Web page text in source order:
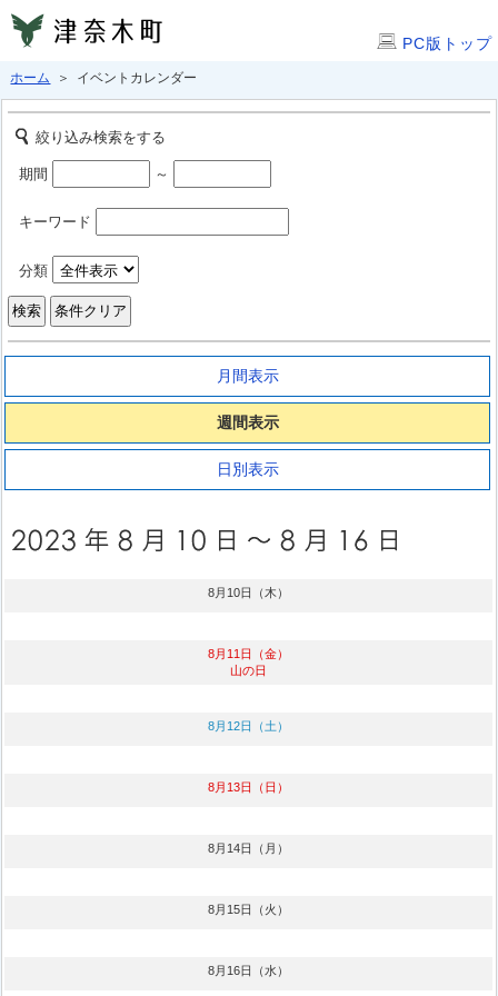
PC版トップ
ホーム ＞ イベントカレンダー
絞り込み検索をする
期間 ～
キーワード
分類
月間表示
週間表示
日別表示
8月10日（木）
8月11日（金）
山の日
8月12日（土）
8月13日（日）
8月14日（月）
8月15日（火）
8月16日（水）